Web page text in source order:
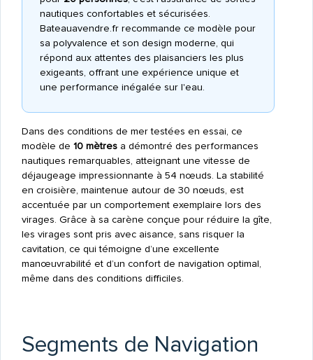
nautiques confortables et sécurisées.
Bateauavendre.fr recommande ce modèle pour
sa polyvalence et son design moderne, qui
répond aux attentes des plaisanciers les plus
exigeants, offrant une expérience unique et
une performance inégalée sur l'eau.
Dans des conditions de mer testées en essai, ce
modèle de 10 mètresa démontré des performances
nautiques remarquables, atteignant une vitesse de
déjaugeage impressionnante à 54 nœuds. La stabilité
en croisière, maintenue autour de 30 nœuds, est
accentuée par un comportement exemplaire lors des
virages. Grâce à sa carène conçue pour réduire la gîte,
les virages sont pris avec aisance, sans risquer la
cavitation, ce qui témoigne d’une excellente
manœuvrabilité et d’un confort de navigation optimal,
même dans des conditions difficiles.
Segments de Navigation